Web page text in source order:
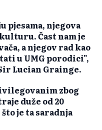
pjesama, njegova
Čast nam je
a njegov rad kao
u UMG porodici",
Lucian Grainge.
zbog
duže od 20
je ta saradnja